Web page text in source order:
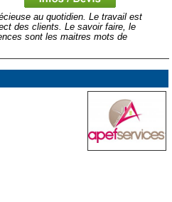
au quotidien. Le travail est
des clients. Le savoir faire, le
sont les maitres mots de